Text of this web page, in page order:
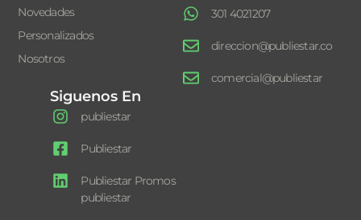
Novedades
Personalizados
Nosotros
301 4021207
direccion@publiestar.co
comercial@publiestar
Siguenos En
publiestar
Publiestar
Publiestar Promos
publiestar